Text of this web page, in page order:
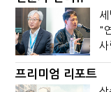
프리미엄 리포트